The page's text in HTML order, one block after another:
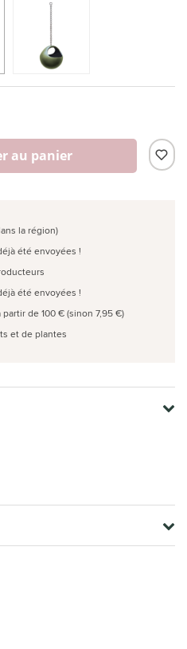
au panier
la région)
été envoyées !
été envoyées !
partir de 100 € (sinon 7,95 €)
et de plantes